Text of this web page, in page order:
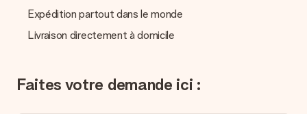
vous aidera à trouver une solution satisfaisante.
La facture est-elle envoyée avec le cadeau ?
pouvez de même retrouver votre facture dans votre espace
Expédition partout dans le monde
Livraison directement à domicile
Faites votre demande ici :